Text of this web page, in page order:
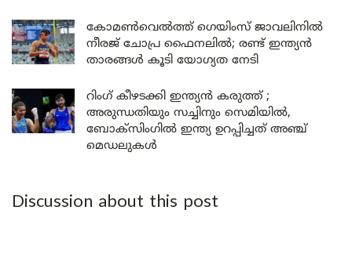
കോമൺവെൽത്ത് ഗെയിംസ് ജാവലിനിൽ
നീരജ് ചോപ്ര ഫൈനലിൽ; രണ്ട് ഇന്ത്യൻ
താരങ്ങൾ കൂടി യോഗ്യത നേടി
റിംഗ് കീഴടക്കി ഇന്ത്യൻ കരുത്ത് ;
അരുന്ധതിയും സച്ചിനും സെമിയിൽ,
ബോക്സിംഗിൽ ഇന്ത്യ ഉറപ്പിച്ചത് അഞ്ച്
മെഡലുകൾ
Discussion about this post